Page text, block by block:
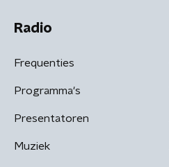
Radio
Frequenties
Programma's
Presentatoren
Muziek